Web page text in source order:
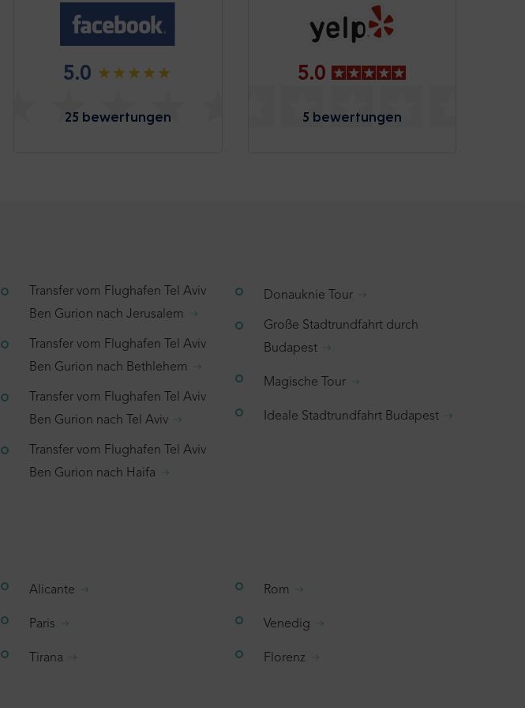
5.0
25 bewertungen
5.0
5 bewertungen
Transfer vom Flughafen Tel Aviv
Ben Gurion nach Jerusalem
Transfer vom Flughafen Tel Aviv
Ben Gurion nach Bethlehem
Transfer vom Flughafen Tel Aviv
Ben Gurion nach Tel Aviv
Transfer vom Flughafen Tel Aviv
Ben Gurion nach Haifa
Donauknie Tour
Große Stadtrundfahrt durch
Budapest
Magische Tour
Ideale Stadtrundfahrt Budapest
Alicante
Paris
Tirana
Rom
Venedig
Florenz
Wir haben festgestellt, dass sich das Produkt, das du
suchst, bereits in deinem Warenkorb befindet. Wenn